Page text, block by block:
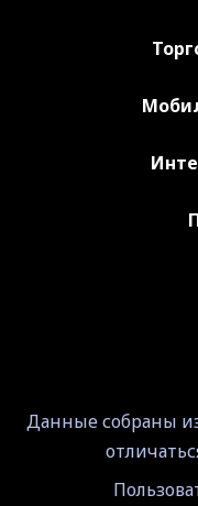
Данные собраны